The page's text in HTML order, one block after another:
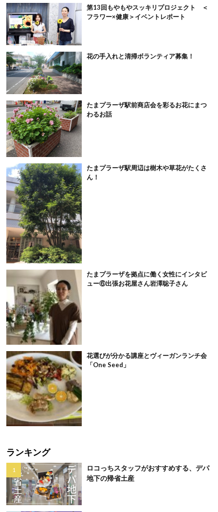
第13回もやもやスッキリプロジェクト ＜
フラワー×健康＞イベントレポート
花の手入れと清掃ボランティア募集！
たまプラーザ駅前商店会を彩るお花にまつ
わるお話
たまプラーザ駅周辺は樹木や草花がたくさ
ん！
たまプラーザを拠点に働く女性にインタビ
ュー⑥出張お花屋さん岩澤聡子さん
花選びが分かる講座とヴィーガンランチ会
「One Seed」
ランキング
ロコっちスタッフがおすすめする、デパ
地下の帰省土産